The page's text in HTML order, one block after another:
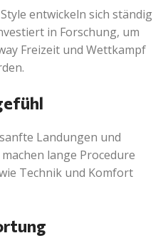
entwickeln sich ständig
in Forschung, um
Freizeit und Wettkampf
Landungen und
lange Procedure
Technik und Komfort